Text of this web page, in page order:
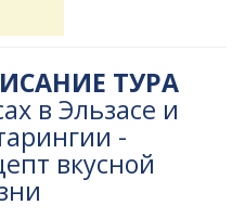
ТУРА
в Эльзасе и
-
вкусной